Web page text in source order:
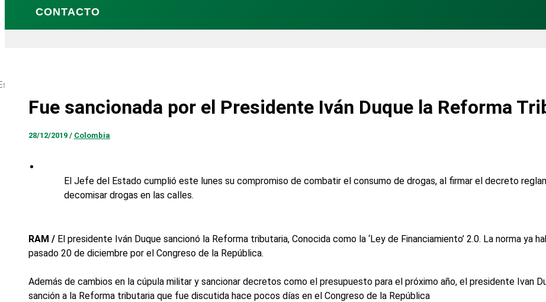
CONTACTO
cumplió este lunes su compromiso de combatir el consumo de drogas, al firmar el decreto reglamentario que permite decomisar drogas
Fue sancionada por el Presidente Iván Duque la Reforma
28/12/2019 / Colombia
El Jefe del Estado cumplió este lunes su compromiso de combatir el consumo de drogas, al firmar el decreto
decomisar drogas en las calles.
RAM / El presidente Iván Duque sancionó la Reforma tributaria, Conocida como la ‘Ley de Financiamiento’ 2.0. La norma ya
pasado 20 de diciembre por el Congreso de la República.
Además de cambios en la cúpula militar y sancionar decretos como el presupuesto para el próximo año, el presidente Ivan
sanción a la Reforma tributaria que fue discutida hace pocos días en el Congreso de la República